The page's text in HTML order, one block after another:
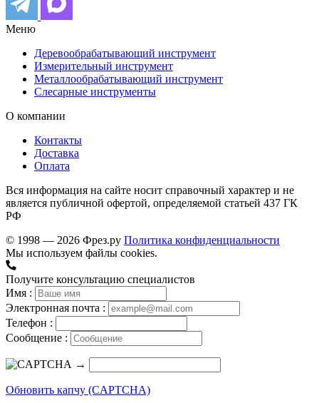
Меню
Деревообрабатывающий инструмент
Измерительный инструмент
Металлообрабатывающий инструмент
Слесарные инструменты
О компании
Контакты
Доставка
Оплата
Вся информация на сайте носит справочный характер и не
является публичной офертой, определяемой статьей 437 ГК
РФ
© 1998 — 2026 Фрез.ру Политика конфиденциальности
Мы используем файлы cookies.
Получите консультацию специалистов
Имя :
Электронная почта :
Телефон :
Сообщение :
→
Обновить капчу (CAPTCHA)